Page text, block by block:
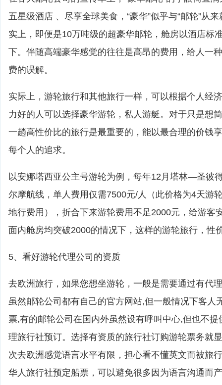
五星级酒店 、尽享全球美食，“豪华”似乎与“邮轮”从
实上，即便是10万吨级的超豪华邮轮，舱房以酒店标
下。伴随高端豪华感觉的往往是高昂的费用，给人一
费的误解。
实际上，游轮旅行和其他旅行一样，可以根据个人经
力好的人可以选择豪华游轮，私人游艇。对于只是想
一趟高性价比的旅行是最重要的，能以最合理的价钱
每个人的追求。
以安娜塔西亚公主号游轮为例，每年12月塔林—圣
尔摩航线，单人费用仅需7500元/人（此价格为4天游
地行费用），折合下来游轮费用不足2000元，给游客
面内舱房均突破2000的情况下，这样的游轮旅行，性
5、看好游轮代理公司的资质
去欧洲旅行，如果您想坐游轮，一般是需要通过有代
虽然邮轮公司都有自己的官方网站,但一般情况下客人
票,有的邮轮公司在国内外虽然设有呼叫中心,但也不
理旅行社预订。选择有资质的旅行社订购游轮票务就
次去欧洲感觉语言水平有限，担心看不懂英文而被旅
华人旅行社预定船票，可以避免很多因为语言沟通而